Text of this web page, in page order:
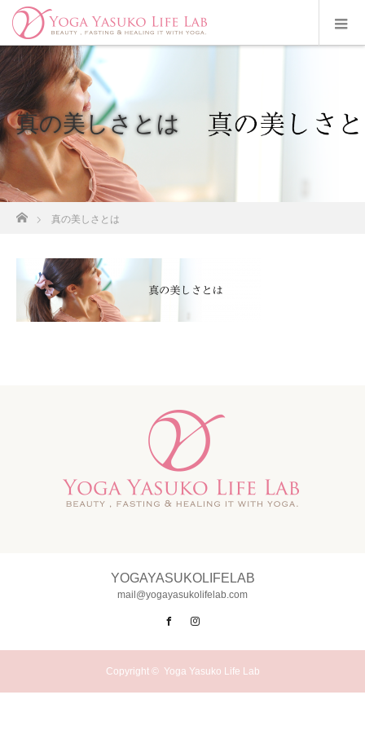
真の美しさとは
ホーム
真の美しさとは
YOGAYASUKOLIFELAB
mail@yogayasukolifelab.com
Facebook
Copyright © Yoga Yasuko Life Lab